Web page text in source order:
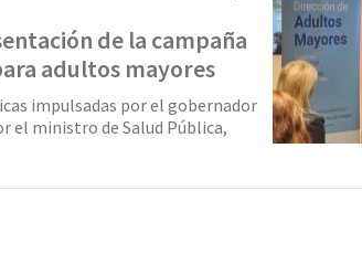
de la campaña
adultos mayores
impulsadas por el gobernador
el ministro de Salud Pública,